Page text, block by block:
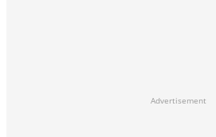
Advertisement